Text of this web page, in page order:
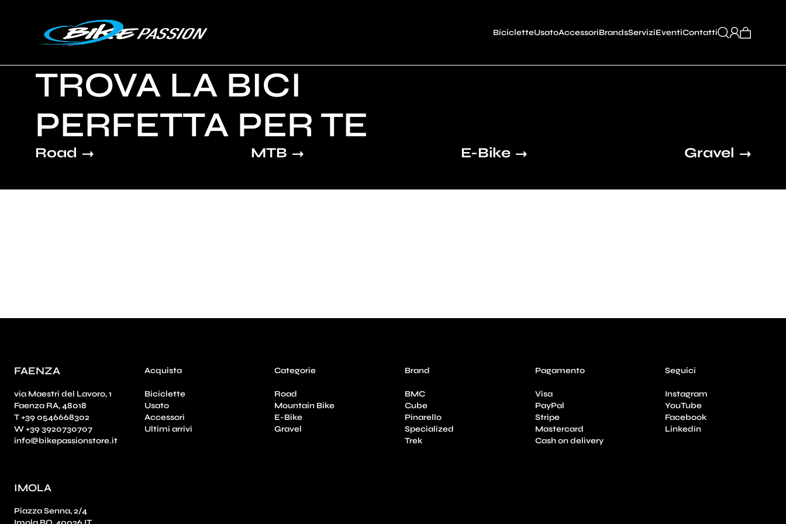
BicicletteUsatoAccessoriBrandsServiziEventiContatti
TROVA LA BICI
PERFETTA PER TE
Road MTB E-Bike Gravel
FAENZA
via Maestri del Lavoro, 1
Faenza RA, 48018
T +39 0546668302
W +39 3920730707
info@bikepassionstore.it
IMOLA
Piazza Senna, 2/4
Acquista
Biciclette
Usato
Accessori
Ultimi arrivi
Categorie
Road
Mountain Bike
E-Bike
Gravel
Brand
BMC
Cube
Pinarello
Specialized
Trek
Pagamento
Visa
PayPal
Stripe
Mastercard
Cash on delivery
Seguici
Instagram
YouTube
Facebook
Linkedin